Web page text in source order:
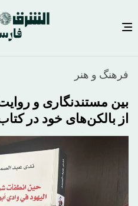
اصلی
فرهنگ و هنر
بین مستندنگاری و
از بالکن‌های خود در